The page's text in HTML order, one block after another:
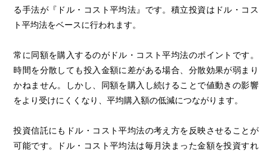
る手法が『ドル・コスト平均法』です。積立投資はドル・コス
ト平均法をベースに行われます。
常に同額を購入するのがドル・コスト平均法のポイントです。
時間を分散しても投入金額に差がある場合、分散効果が弱まり
かねません。しかし、同額を購入し続けることで値動きの影響
をより受けにくくなり、平均購入額の低減につながります。
投資信託にもドル・コスト平均法の考え方を反映させることが
可能です。ドル・コスト平均法は毎月決まった金額を投資すれ